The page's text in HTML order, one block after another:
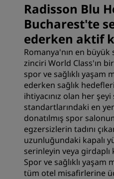
Radisson Blu
Bucharest'te
ederken aktif
Romanya'nın en büyük
zinciri World Class'ın
spor ve sağlıklı yaşam
ederken sağlık
ihtiyacınız olan her
standartlarındaki en
donatılmış spor
egzersizlerin tadını
uzunluğundaki kapalı
serinleyin veya girdaplı
Spor ve sağlıklı yaşam
tüm otel misafirlerine